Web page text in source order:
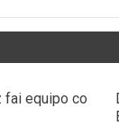
fai equipo co